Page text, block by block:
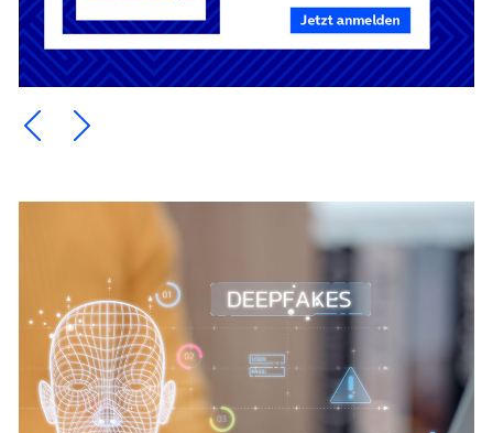
Ein Element zurück blättern
Ein Element weiter blättern